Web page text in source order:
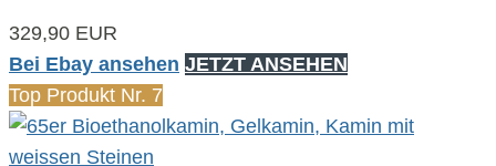
329,90 EUR
Bei Ebay ansehen JETZT ANSEHEN
Top Produkt Nr. 7